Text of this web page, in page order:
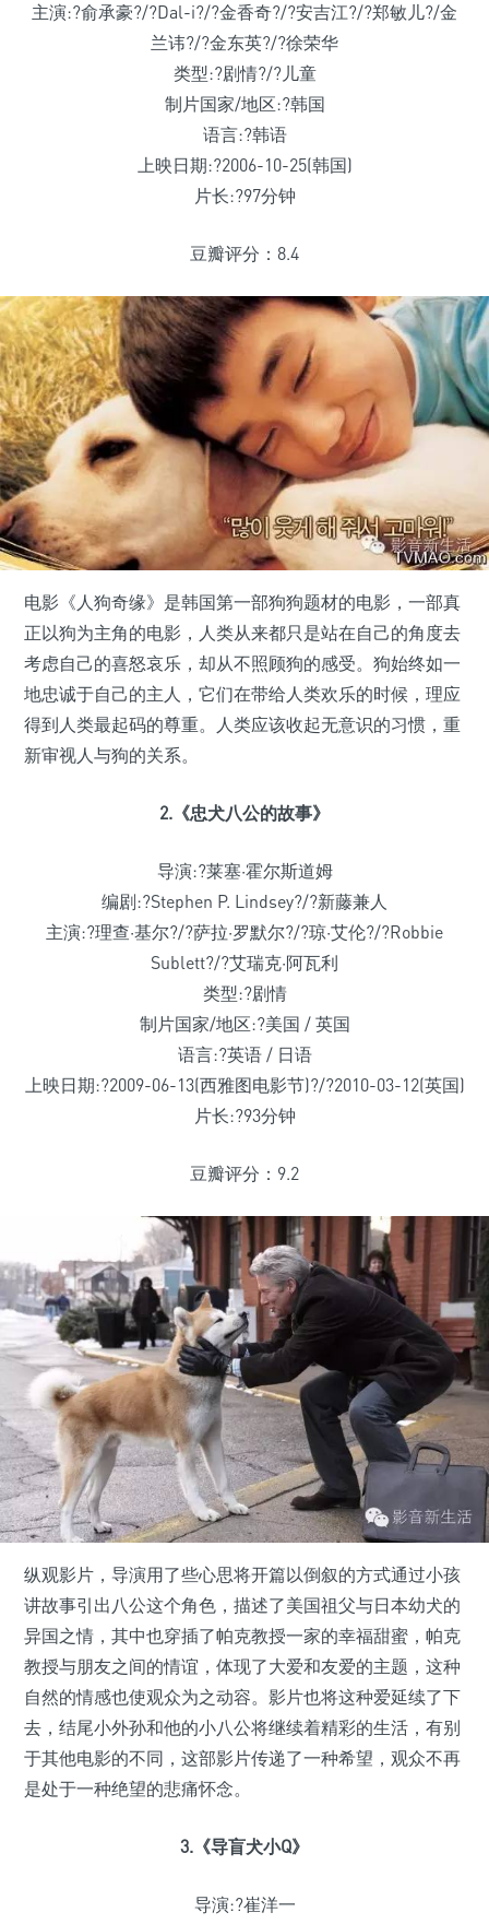
主演:?俞承豪?/?Dal-i?/?金香奇?/?安吉江?/?郑敏儿?/金
兰讳?/?金东英?/?徐荣华
类型:?剧情?/?儿童
制片国家/地区:?韩国
语言:?韩语
上映日期:?2006-10-25(韩国)
片长:?97分钟
豆瓣评分：8.4
电影《人狗奇缘》是韩国第一部狗狗题材的电影，一部真
正以狗为主角的电影，人类从来都只是站在自己的角度去
考虑自己的喜怒哀乐，却从不照顾狗的感受。狗始终如一
地忠诚于自己的主人，它们在带给人类欢乐的时候，理应
得到人类最起码的尊重。人类应该收起无意识的习惯，重
新审视人与狗的关系。
2.《忠犬八公的故事》
导演:?莱塞·霍尔斯道姆
编剧:?Stephen P. Lindsey?/?新藤兼人
主演:?理查·基尔?/?萨拉·罗默尔?/?琼·艾伦?/?Robbie
Sublett?/?艾瑞克·阿瓦利
类型:?剧情
制片国家/地区:?美国 / 英国
语言:?英语 / 日语
上映日期:?2009-06-13(西雅图电影节)?/?2010-03-12(英国)
片长:?93分钟
豆瓣评分：9.2
纵观影片，导演用了些心思将开篇以倒叙的方式通过小孩
讲故事引出八公这个角色，描述了美国祖父与日本幼犬的
异国之情，其中也穿插了帕克教授一家的幸福甜蜜，帕克
教授与朋友之间的情谊，体现了大爱和友爱的主题，这种
自然的情感也使观众为之动容。影片也将这种爱延续了下
去，结尾小外孙和他的小八公将继续着精彩的生活，有别
于其他电影的不同，这部影片传递了一种希望，观众不再
是处于一种绝望的悲痛怀念。
3.《导盲犬小Q》
导演:?崔洋一